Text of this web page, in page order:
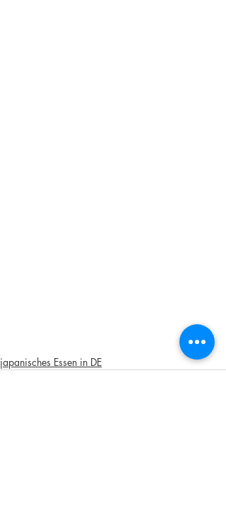
japanisches Essen in DE